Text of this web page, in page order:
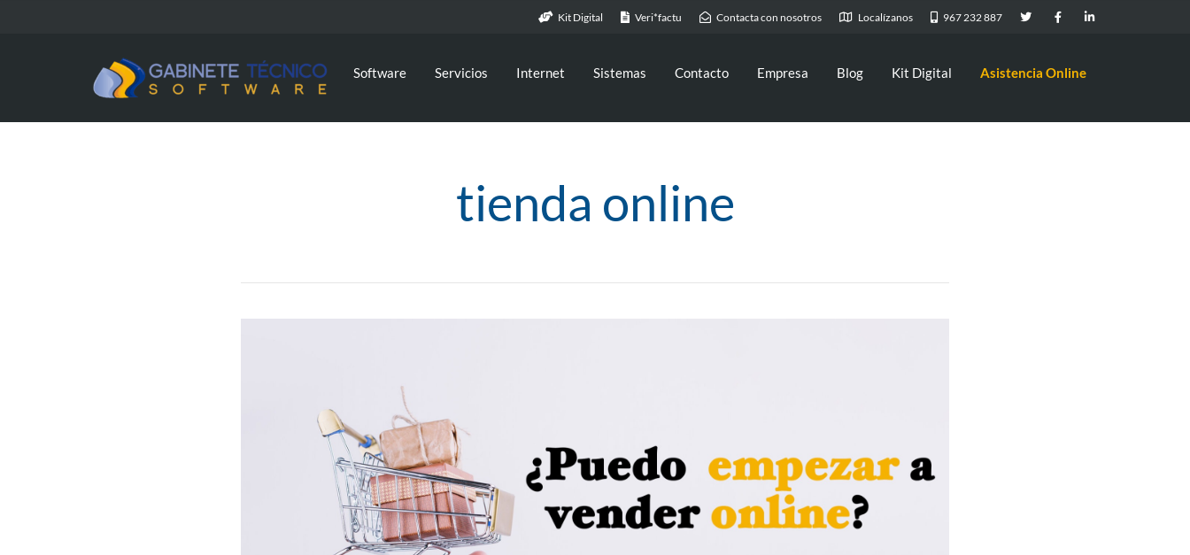
Kit Digital Veri*factu Contacta con nosotros Localízanos 967 232 887
Software Servicios Internet Sistemas Contacto Empresa Blog Kit Digital Asistencia Online
tienda online